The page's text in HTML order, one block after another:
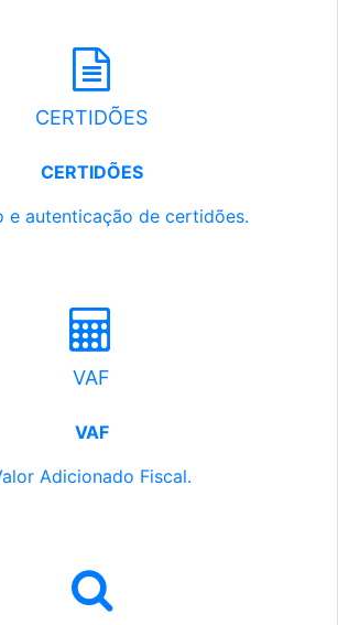
CERTIDÕES
CERTIDÕES
e autenticação de certidões.
VAF
VAF
Adicionado Fiscal.